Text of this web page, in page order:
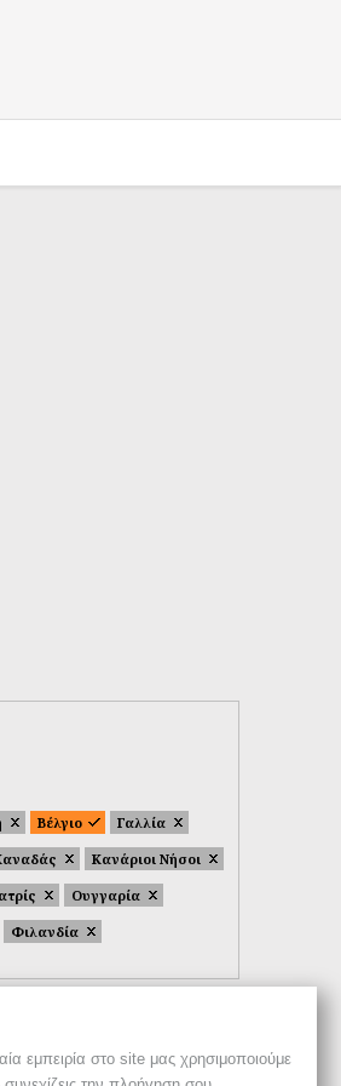
εμπειρία στο site μας χρησιμοποιούμε
Βέλγιο
Γαλλία
Κανάριοι Νήσοι
Ουγγαρία
Φιλανδία